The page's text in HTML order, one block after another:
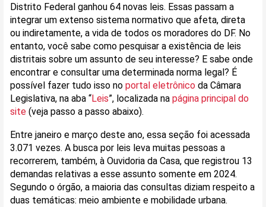
Distrito Federal ganhou 64 novas leis. Essas passam a
integrar um extenso sistema normativo que afeta, direta
ou indiretamente, a vida de todos os moradores do DF. No
entanto, você sabe como pesquisar a existência de leis
distritais sobre um assunto de seu interesse? E sabe onde
encontrar e consultar uma determinada norma legal? É
possível fazer tudo isso no portal eletrônico da Câmara
Legislativa, na aba “Leis”, localizada na página principal do
site(veja passo a passo abaixo).
Entre janeiro e março deste ano, essa seção foi acessada
3.071 vezes. A busca por leis leva muitas pessoas a
recorrerem, também, à Ouvidoria da Casa, que registrou 13
demandas relativas a esse assunto somente em 2024.
Segundo o órgão, a maioria das consultas diziam respeito a
duas temáticas: meio ambiente e mobilidade urbana.